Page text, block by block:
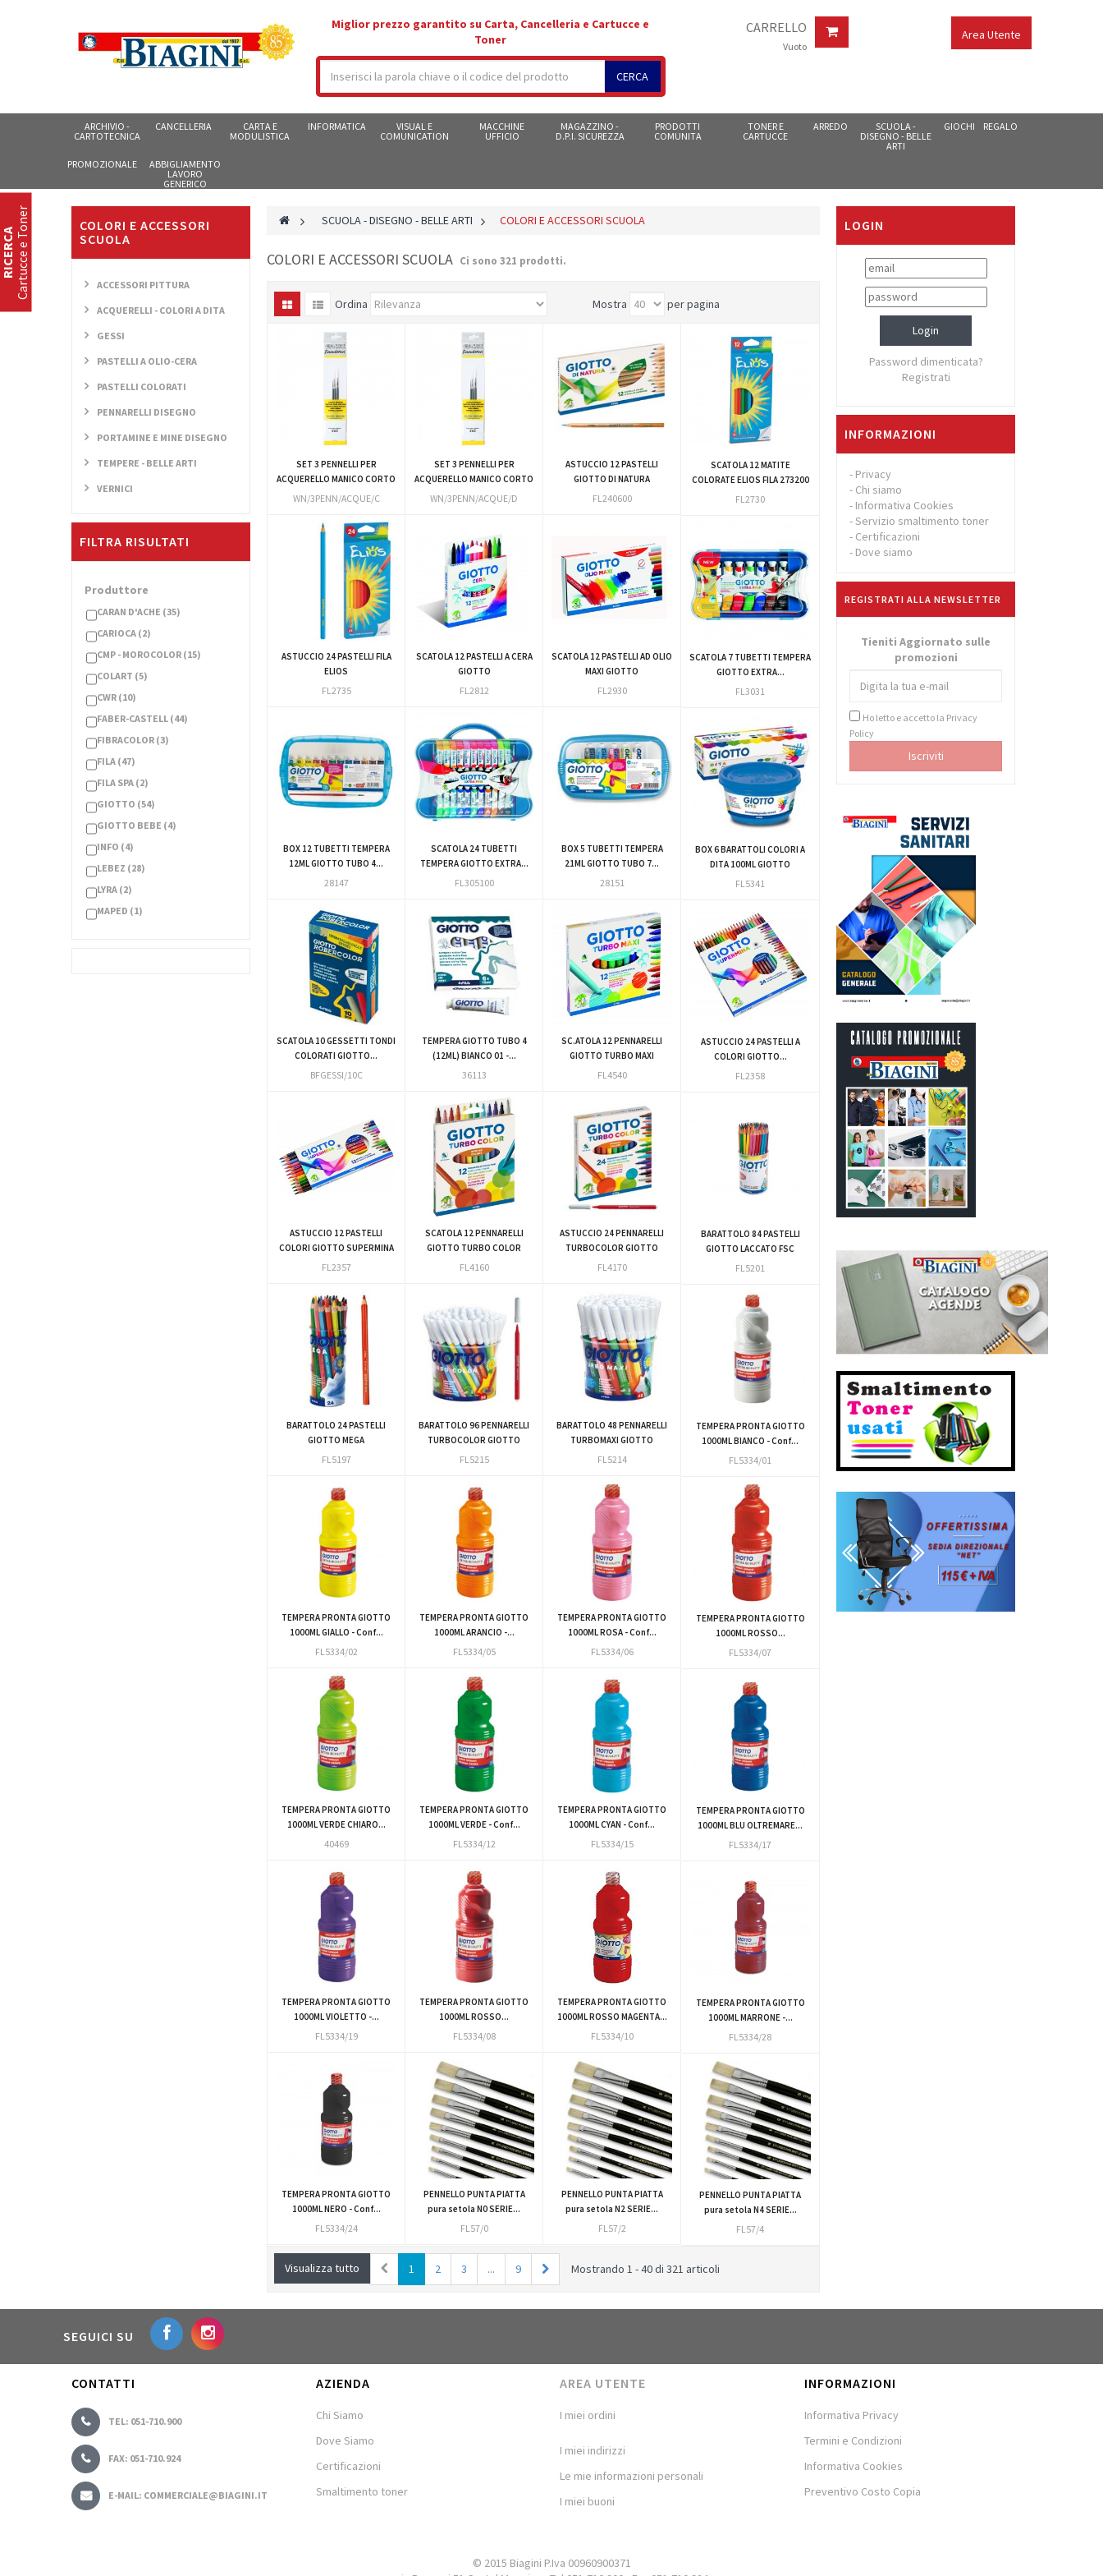
Miglior prezzo garantito su Carta, Cancelleria e Cartucce e
Toner
CERCA
CARRELLO
Vuoto
Area Utente
ARCHIVIO -
CARTOTECNICA
CANCELLERIA
CARTA E
MODULISTICA
INFORMATICA
VISUAL E
COMUNICATION
MACCHINE
UFFICIO
MAGAZZINO -
D.P.I. SICUREZZA
PRODOTTI
COMUNITA
TONER E
CARTUCCE
ARREDO
SCUOLA -
DISEGNO - BELLE
ARTI
GIOCHI REGALO
PROMOZIONALE
ABBIGLIAMENTO
LAVORO
GENERICO
COLORI E ACCESSORI
SCUOLA
ACCESSORI PITTURA
ACQUERELLI - COLORI A DITA
GESSI
PASTELLI A OLIO-CERA
PASTELLI COLORATI
PENNARELLI DISEGNO
PORTAMINE E MINE DISEGNO
TEMPERE - BELLE ARTI
VERNICI
FILTRA RISULTATI
Produttore
CARAN D'ACHE (35)
CARIOCA (2)
CMP - MOROCOLOR (15)
COLART (5)
CWR (10)
FABER-CASTELL (44)
FIBRACOLOR (3)
FILA (47)
FILA SPA (2)
GIOTTO (54)
GIOTTO BEBE (4)
INFO (4)
LEBEZ (28)
LYRA (2)
MAPED (1)
> SCUOLA - DISEGNO - BELLE ARTI > COLORI E ACCESSORI SCUOLA
COLORI E ACCESSORI SCUOLA Ci sono 321 prodotti.
Ordina Mostra per pagina
SET 3 PENNELLI PER
ACQUERELLO MANICO CORTO
WN/3PENN/ACQUE/C
SET 3 PENNELLI PER
ACQUERELLO MANICO CORTO
WN/3PENN/ACQUE/D
ASTUCCIO 12 PASTELLI
GIOTTO DI NATURA
FL240600
SCATOLA 12 MATITE
COLORATE ELIOS FILA 273200
FL2730
ASTUCCIO 24 PASTELLI FILA
ELIOS
FL2735
SCATOLA 12 PASTELLI A CERA
GIOTTO
FL2812
SCATOLA 12 PASTELLI AD OLIO
MAXI GIOTTO
FL2930
SCATOLA 7 TUBETTI TEMPERA
GIOTTO EXTRA...
FL3031
BOX 12 TUBETTI TEMPERA
12ML GIOTTO TUBO 4...
28147
SCATOLA 24 TUBETTI
TEMPERA GIOTTO EXTRA...
FL305100
BOX 5 TUBETTI TEMPERA
21ML GIOTTO TUBO 7...
28151
BOX 6 BARATTOLI COLORI A
DITA 100ML GIOTTO
FL5341
SCATOLA 10 GESSETTI TONDI
COLORATI GIOTTO...
BFGESSI/10C
TEMPERA GIOTTO TUBO 4
(12ML) BIANCO 01 -...
36113
SC.ATOLA 12 PENNARELLI
GIOTTO TURBO MAXI
FL4540
ASTUCCIO 24 PASTELLI A
COLORI GIOTTO...
FL2358
ASTUCCIO 12 PASTELLI
COLORI GIOTTO SUPERMINA
FL2357
SCATOLA 12 PENNARELLI
GIOTTO TURBO COLOR
FL4160
ASTUCCIO 24 PENNARELLI
TURBOCOLOR GIOTTO
FL4170
BARATTOLO 84 PASTELLI
GIOTTO LACCATO FSC
FL5201
BARATTOLO 24 PASTELLI
GIOTTO MEGA
FL5197
BARATTOLO 96 PENNARELLI
TURBOCOLOR GIOTTO
FL5215
BARATTOLO 48 PENNARELLI
TURBOMAXI GIOTTO
FL5214
TEMPERA PRONTA GIOTTO
1000ML BIANCO - Conf...
FL5334/01
TEMPERA PRONTA GIOTTO
1000ML GIALLO - Conf...
FL5334/02
TEMPERA PRONTA GIOTTO
1000ML ARANCIO -...
FL5334/05
TEMPERA PRONTA GIOTTO
1000ML ROSA - Conf...
FL5334/06
TEMPERA PRONTA GIOTTO
1000ML ROSSO...
FL5334/07
TEMPERA PRONTA GIOTTO
1000ML VERDE CHIARO...
40469
TEMPERA PRONTA GIOTTO
1000ML VERDE - Conf...
FL5334/12
TEMPERA PRONTA GIOTTO
1000ML CYAN - Conf...
FL5334/15
TEMPERA PRONTA GIOTTO
1000ML BLU OLTREMARE...
FL5334/17
TEMPERA PRONTA GIOTTO
1000ML VIOLETTO -...
FL5334/19
TEMPERA PRONTA GIOTTO
1000ML ROSSO...
FL5334/08
TEMPERA PRONTA GIOTTO
1000ML ROSSO MAGENTA...
FL5334/10
TEMPERA PRONTA GIOTTO
1000ML MARRONE -...
FL5334/28
TEMPERA PRONTA GIOTTO
1000ML NERO - Conf...
FL5334/24
PENNELLO PUNTA PIATTA
pura setola N0 SERIE...
FL57/0
PENNELLO PUNTA PIATTA
pura setola N2 SERIE...
FL57/2
PENNELLO PUNTA PIATTA
pura setola N4 SERIE...
FL57/4
Visualizza tutto 1 2 3 ... 9 Mostrando 1 - 40 di 321 articoli
LOGIN
Password dimenticata?
Registrati
INFORMAZIONI
- Privacy
- Chi siamo
- Informativa Cookies
-Servizio smaltimento toner
- Certificazioni
- Dove siamo
REGISTRATI ALLA NEWSLETTER
Tieniti Aggiornato sulle
promozioni
Ho letto e accetto la Privacy
Policy
Cartucce e Toner
SEGUICI SU
CONTATTI
TEL: 051-710.900
FAX: 051-710.924
E-MAIL: COMMERCIALE@BIAGINI.IT
AZIENDA
Chi Siamo
Dove Siamo
Certificazioni
Smaltimento toner
AREA UTENTE
I miei ordini
I miei indirizzi
Le mie informazioni personali
I miei buoni
INFORMAZIONI
Informativa Privacy
Termini e Condizioni
Informativa Cookies
Preventivo Costo Copia
© 2015 Biagini P.Iva 00960900371